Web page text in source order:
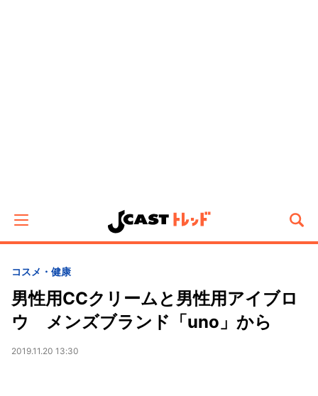
コスメ・健康
男性用CCクリームと男性用アイブロ
ウ メンズブランド「uno」から
2019.11.20 13:30